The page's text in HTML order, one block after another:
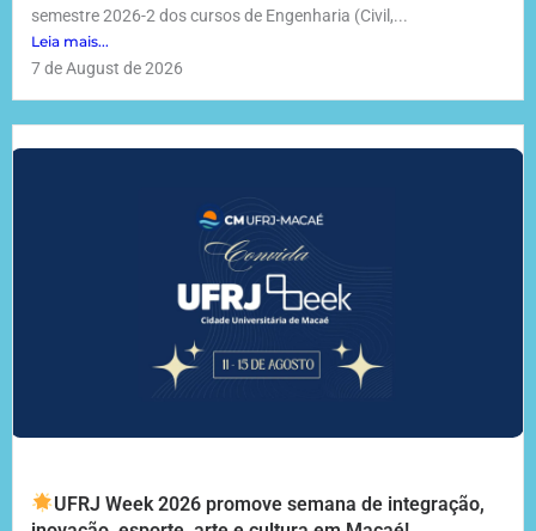
semestre 2026-2 dos cursos de Engenharia (Civil,...
Leia mais...
7 de August de 2026
UFRJ Week 2026 promove semana de integração,